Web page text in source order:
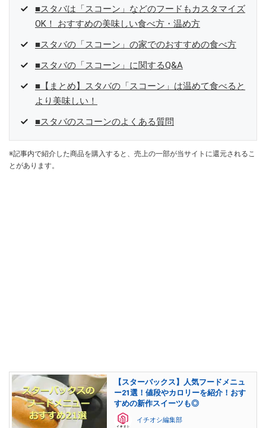
■スタバは「スコーン」などのフードもカスタマイズ
OK！ おすすめの美味しい食べ方・温め方
■スタバの「スコーン」の家でのおすすめの食べ方
■スタバの「スコーン」に関するQ&A
■【まとめ】スタバの「スコーン」は温めて食べると
より美味しい！
■スタバのスコーンのよくある質問
※記事内で紹介した商品を購入すると、売上の一部が当サイトに還元されるこ
とがあります。
【スターバックス】人気フードメニュ
ー21選！値段やカロリーを紹介！おす
すめの新作スイーツも◎
イチオシ編集部